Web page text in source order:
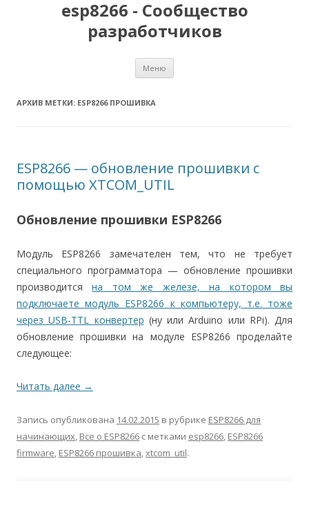
esp8266 - Сообщество
разработчиков
Меню
АРХИВ МЕТКИ: ESP8266 ПРОШИВКА
ESP8266 — обновление прошивки с
помощью XTCOM_UTIL
Обновление прошивки ESP8266
Модуль ESP8266 замечателен тем, что не требует
специального программатора — обновление прошивки
производитсяна том же железе, на котором вы
подключаете модуль ESP8266 к компьютеру, т.е. тоже
через USB-TTL конвертер (ну или Arduino или RPi). Для
обновление прошивки на модуле ESP8266 проделайте
следующее:
Читать далее →
Запись опубликована 14.02.2015 в рубрике ESP8266 для
начинающих, Все о ESP8266 с метками esp8266, ESP8266
firmware, ESP8266 прошивка,xtcom_util.